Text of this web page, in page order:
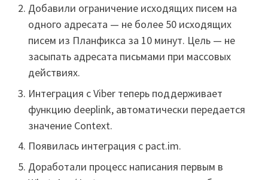
Добавили ограничение исходящих писем на
одного адресата — не более 50 исходящих
писем из Планфикса за 10 минут. Цель — не
засыпать адресата письмами при массовых
действиях.
Интеграция с Viber теперь поддерживает
функцию deeplink, автоматически передается
значение Context.
Появилась интеграция с pact.im.
Доработали процесс написания первым в